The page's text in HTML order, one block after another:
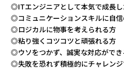
◎ITエンジニアとして本気で成長
◎コミュニケーションスキルに自
◎ロジカルに物事を考えられる方
◎粘り強くコツコツと頑張れる方
◎ウソをつかず、誠実な対応がで
◎失敗を恐れず積極的にチャレン